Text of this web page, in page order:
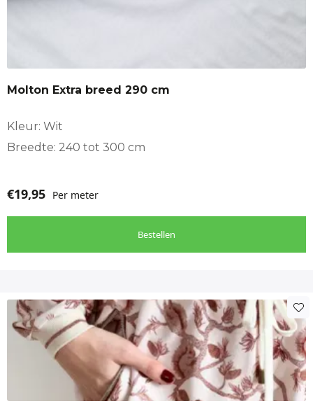
Molton Extra breed 290 cm
Kleur: Wit
Breedte: 240 tot 300 cm
€19,95 Per meter
Bestellen